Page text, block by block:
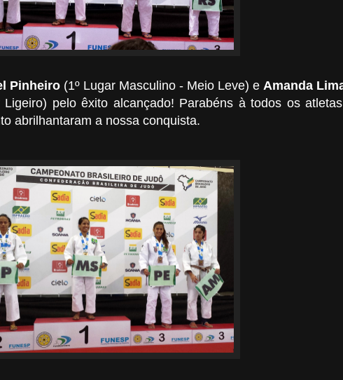
Pinheiro (1º Lugar Masculino - Meio Leve) e Amanda
pelo êxito alcançado! Parabéns à todos os
abrilhantaram a nossa conquista.